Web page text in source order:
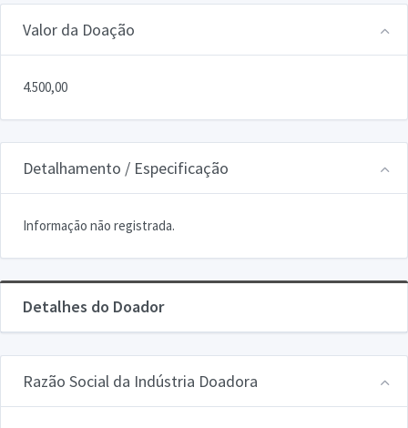
Valor da Doação
4.500,00
Detalhamento / Especificação
Informação não registrada.
Detalhes do Doador
Razão Social da Indústria Doadora